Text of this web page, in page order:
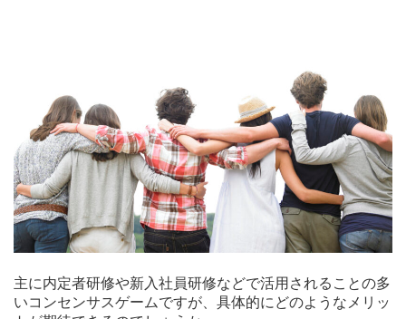
主に内定者研修や新入社員研修などで活用されることの多
いコンセンサスゲームですが、具体的にどのようなメリッ